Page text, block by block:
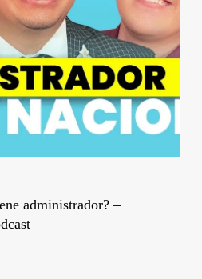
administrador? –